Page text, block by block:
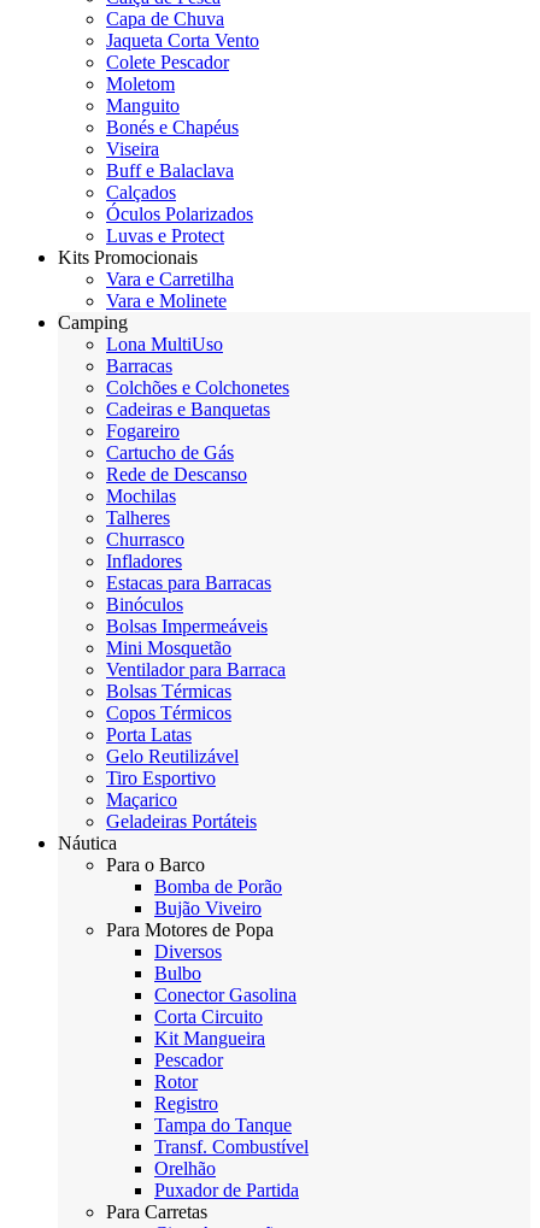
Capa de Chuva
Jaqueta Corta Vento
Colete Pescador
Moletom
Manguito
Bonés e Chapéus
Viseira
Buff e Balaclava
Calçados
Óculos Polarizados
Luvas e Protect
Kits Promocionais
Vara e Carretilha
Vara e Molinete
Camping
Lona MultiUso
Barracas
Colchões e Colchonetes
Cadeiras e Banquetas
Fogareiro
Cartucho de Gás
Rede de Descanso
Mochilas
Talheres
Churrasco
Infladores
Estacas para Barracas
Binóculos
Bolsas Impermeáveis
Mini Mosquetão
Ventilador para Barraca
Bolsas Térmicas
Copos Térmicos
Porta Latas
Gelo Reutilizável
Tiro Esportivo
Maçarico
Geladeiras Portáteis
Náutica
Para o Barco
Bomba de Porão
Bujão Viveiro
Para Motores de Popa
Diversos
Bulbo
Conector Gasolina
Corta Circuito
Kit Mangueira
Pescador
Rotor
Registro
Tampa do Tanque
Transf. Combustível
Orelhão
Puxador de Partida
Para Carretas